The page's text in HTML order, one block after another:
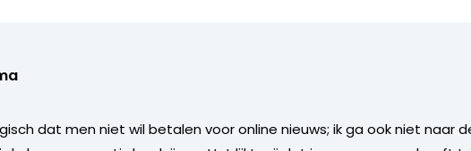
dat men niet wil betalen voor online nieuws; ik ga ook niet naar